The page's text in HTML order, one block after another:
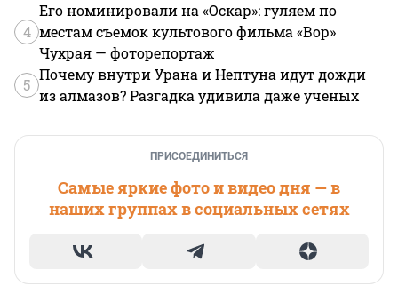
4
Его номинировали на «Оскар»: гуляем по
местам съемок культового фильма «Вор»
Чухрая — фоторепортаж
5
Почему внутри Урана и Нептуна идут дожди
из алмазов? Разгадка удивила даже ученых
ПРИСОЕДИНИТЬСЯ
Самые яркие фото и видео дня — в
наших группах в социальных сетях